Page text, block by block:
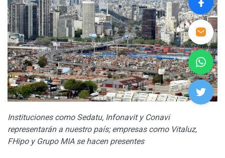
Instituciones como Sedatu, Infonavit y Conavi
representarán a nuestro país; empresas como Vitaluz,
FHipo y Grupo MIA se hacen presentes